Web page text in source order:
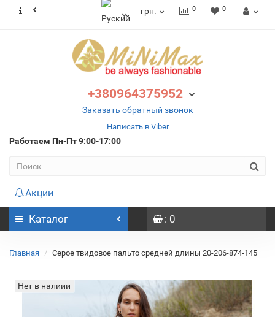
грн. 0 0
+380964375952
Заказать обратный звонок
Написать в Viber
Работаем Пн-Пт 9:00-17:00
Акции
Каталог : 0
Главная Серое твидовое пальто средней длины 20-206-874-145
Нет в налиии